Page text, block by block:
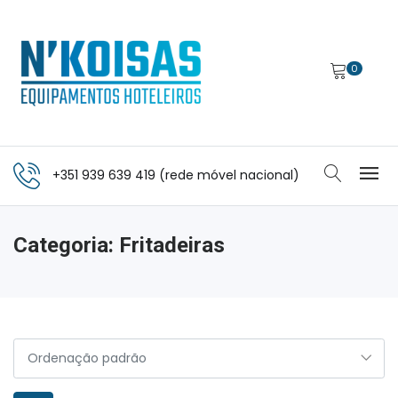
0
+351 939 639 419 (rede móvel nacional)
Categoria: Fritadeiras